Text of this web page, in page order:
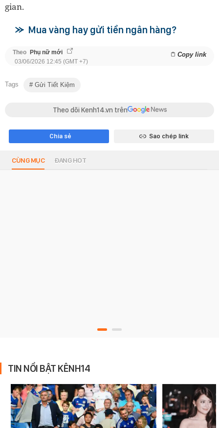
gian.
Mua vàng hay gửi tiền ngân hàng?
Theo Phụ nữ mới Copy link
03/06/2026 12:45 (GMT +7)
Tags Gửi Tiết Kiệm
Theo dõi Kenh14.vn trên
Chia sẻ Sao chép link
CÙNG MỤC ĐANG HOT
TIN NỔI BẬT KÊNH14